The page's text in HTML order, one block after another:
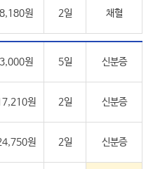
8,180원 2일 채혈
3,000원 5일 신분증
원 2일 신분증
원 2일 신분증